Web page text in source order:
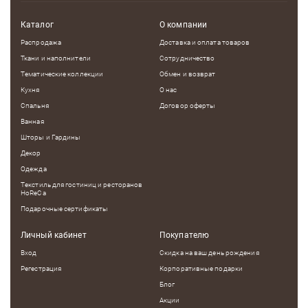
Каталог
Распродажа
Ткани и наполнители
Тематические коллекции
Кухня
Спальня
Ванная
Шторы и Гардины
Декор
Одежда
Текстиль для гостиниц и ресторанов
HoReCa
Подарочные сертификаты
О компании
Доставка и оплата товаров
Сотрудничество
Обмен и возврат
О нас
Договор оферты
Личный кабинет
Вход
Регестрация
Покупателю
Скидка на ваш день рождения
Корпоративные подарки
Блог
Акции